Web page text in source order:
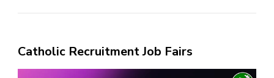
Catholic Recruitment Job Fairs